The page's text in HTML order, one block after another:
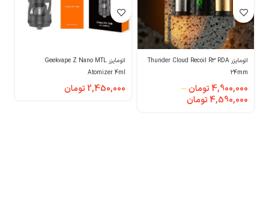
اتومایزر Thunder Cloud Recoil R3 RDA
24mm
4,900,000تومان–
4,590,000تومان
اتومایزر Geekvape Z Nano MTL
Atomizer 4ml
2,450,000تومان